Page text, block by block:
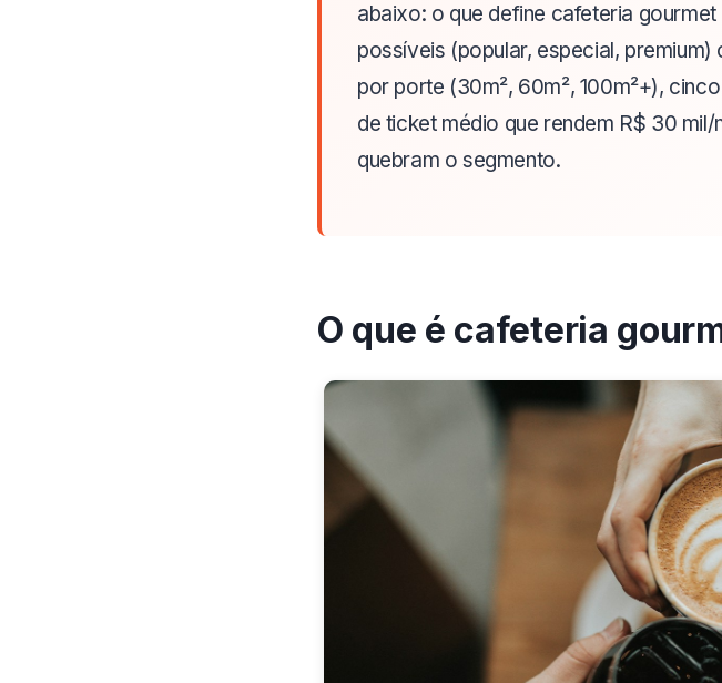
abaixo: o que define cafeteria
possíveis (popular, especial,
por porte (30m², 60m², 100m²+),
de ticket médio que rendem R$ 30
quebram o segmento.
O que é cafeteria